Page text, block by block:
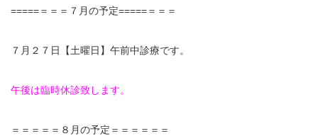
=====＝＝＝７月の予定=====＝＝＝
７月２７日【土曜日】午前中診療です。
午後は臨時休診致します。
＝＝＝＝＝８月の予定＝＝＝＝＝＝